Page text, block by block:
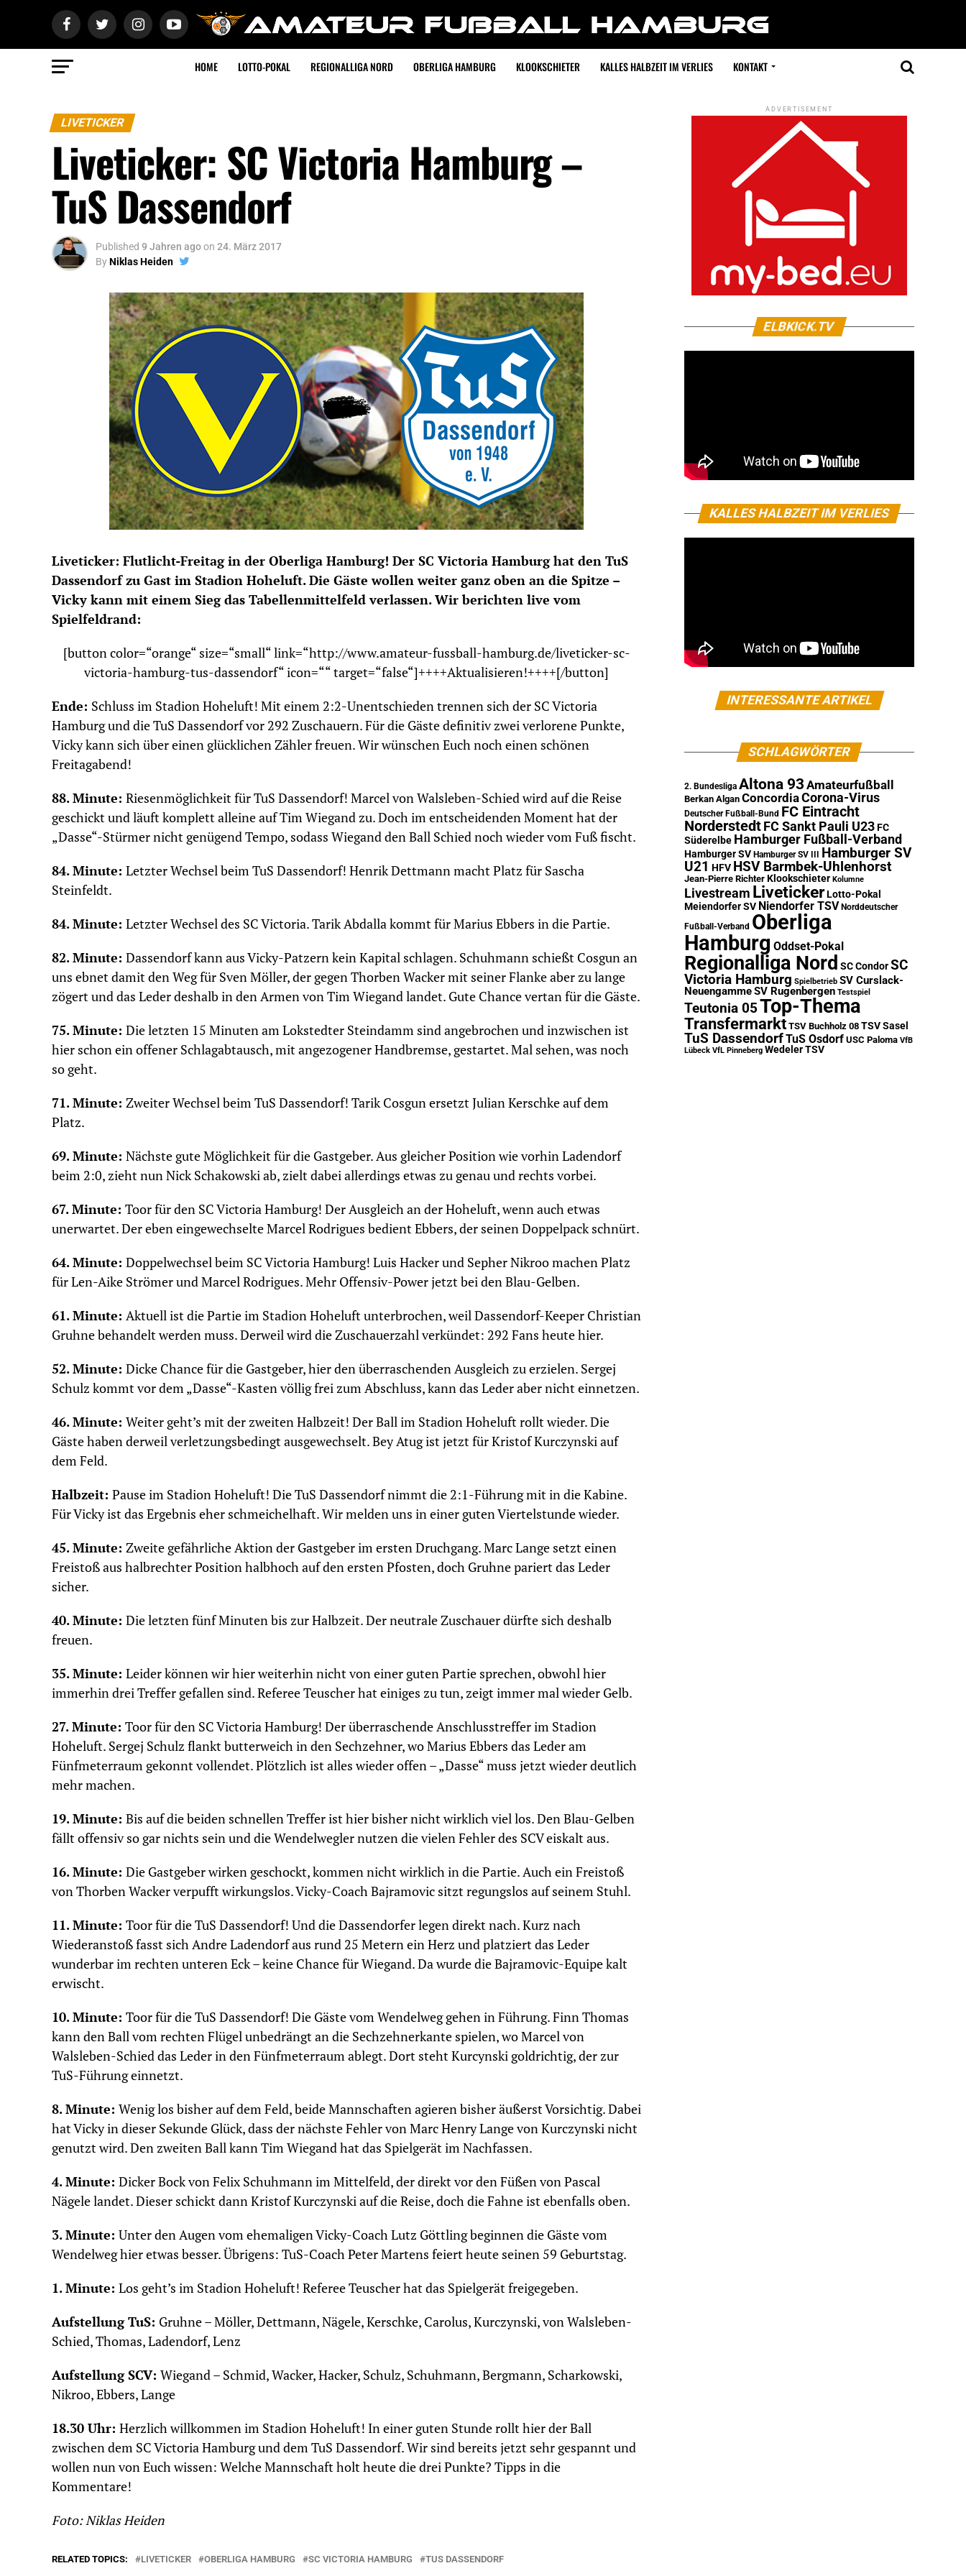
HOME LOTTO-POKAL REGIONALLIGA NORD OBERLIGA HAMBURG KLOOKSCHIETER KALLES HALBZEIT IM VERLIES KONTAKT
LIVETICKER
Liveticker: SC Victoria Hamburg –
TuS Dassendorf
Published 9 Jahren agoon 24. März 2017
ByNiklas Heiden
Liveticker: Flutlicht-Freitag in der Oberliga Hamburg! Der SC Victoria Hamburg hat den TuS
Dassendorf zu Gast im Stadion Hoheluft. Die Gäste wollen weiter ganz oben an die Spitze –
Vicky kann mit einem Sieg das Tabellenmittelfeld verlassen. Wir berichten live vom
Spielfeldrand:
[button color=“orange“ size=“small“ link=“http://www.amateur-fussball-hamburg.de/liveticker-sc-
victoria-hamburg-tus-dassendorf“ icon=““ target=“false“]++++Aktualisieren!++++[/button]
Ende: Schluss im Stadion Hoheluft! Mit einem 2:2-Unentschieden trennen sich der SC Victoria
Hamburg und die TuS Dassendorf vor 292 Zuschauern. Für die Gäste definitiv zwei verlorene Punkte,
Vicky kann sich über einen glücklichen Zähler freuen. Wir wünschen Euch noch einen schönen
Freitagabend!
88. Minute: Riesenmöglichkeit für TuS Dassendorf! Marcel von Walsleben-Schied wird auf die Reise
geschickt und läuft komplett alleine auf Tim Wiegand zu. Doch im entscheidenden Moment hat der
„Dasse“-Stürmer nicht genügend Tempo, sodass Wiegand den Ball Schied noch wieder vom Fuß fischt.
84. Minute: Letzter Wechsel beim TuS Dassendorf! Henrik Dettmann macht Platz für Sascha
Steinfeldt.
84. Minute: Letzter Wechsel des SC Victoria. Tarik Abdalla kommt für Marius Ebbers in die Partie.
82. Minute: Dassendorf kann aus Vicky-Patzern kein Kapital schlagen. Schuhmann schießt Cosgun an
uns ebnet damit den Weg für Sven Möller, der gegen Thorben Wacker mit seiner Flanke aber zu lange
zögert und das Leder deshalb in den Armen von Tim Wiegand landet. Gute Chance vertan für die Gäste.
75. Minute: Die letzten 15 Minuten am Lokstedter Steindamm sind angebrochen und inzwischen ist
hier schon ein offener Schlagabtausch, mit angezogener Handbremse, gestartet. Mal sehen, was noch
so geht.
71. Minute: Zweiter Wechsel beim TuS Dassendorf! Tarik Cosgun ersetzt Julian Kerschke auf dem
Platz.
69. Minute: Nächste gute Möglichkeit für die Gastgeber. Aus gleicher Position wie vorhin Ladendorf
beim 2:0, zieht nun Nick Schakowski ab, zielt dabei allerdings etwas zu genau und rechts vorbei.
67. Minute: Toor für den SC Victoria Hamburg! Der Ausgleich an der Hoheluft, wenn auch etwas
unerwartet. Der eben eingewechselte Marcel Rodrigues bedient Ebbers, der seinen Doppelpack schnürt.
64. Minute: Doppelwechsel beim SC Victoria Hamburg! Luis Hacker und Sepher Nikroo machen Platz
für Len-Aike Strömer und Marcel Rodrigues. Mehr Offensiv-Power jetzt bei den Blau-Gelben.
61. Minute: Aktuell ist die Partie im Stadion Hoheluft unterbrochen, weil Dassendorf-Keeper Christian
Gruhne behandelt werden muss. Derweil wird die Zuschauerzahl verkündet: 292 Fans heute hier.
52. Minute: Dicke Chance für die Gastgeber, hier den überraschenden Ausgleich zu erzielen. Sergej
Schulz kommt vor dem „Dasse“-Kasten völlig frei zum Abschluss, kann das Leder aber nicht einnetzen.
46. Minute: Weiter geht’s mit der zweiten Halbzeit! Der Ball im Stadion Hoheluft rollt wieder. Die
Gäste haben derweil verletzungsbedingt ausgewechselt. Bey Atug ist jetzt für Kristof Kurczynski auf
dem Feld.
Halbzeit: Pause im Stadion Hoheluft! Die TuS Dassendorf nimmt die 2:1-Führung mit in die Kabine.
Für Vicky ist das Ergebnis eher schmeichelhaft. Wir melden uns in einer guten Viertelstunde wieder.
45. Minute: Zweite gefährliche Aktion der Gastgeber im ersten Druchgang. Marc Lange setzt einen
Freistoß aus halbrechter Position halbhoch auf den ersten Pfosten, doch Gruhne pariert das Leder
sicher.
40. Minute: Die letzten fünf Minuten bis zur Halbzeit. Der neutrale Zuschauer dürfte sich deshalb
freuen.
35. Minute: Leider können wir hier weiterhin nicht von einer guten Partie sprechen, obwohl hier
immerhin drei Treffer gefallen sind. Referee Teuscher hat einiges zu tun, zeigt immer mal wieder Gelb.
27. Minute: Toor für den SC Victoria Hamburg! Der überraschende Anschlusstreffer im Stadion
Hoheluft. Sergej Schulz flankt butterweich in den Sechzehner, wo Marius Ebbers das Leder am
Fünfmeterraum gekonnt vollendet. Plötzlich ist alles wieder offen – „Dasse“ muss jetzt wieder deutlich
mehr machen.
19. Minute: Bis auf die beiden schnellen Treffer ist hier bisher nicht wirklich viel los. Den Blau-Gelben
fällt offensiv so gar nichts sein und die Wendelwegler nutzen die vielen Fehler des SCV eiskalt aus.
16. Minute: Die Gastgeber wirken geschockt, kommen nicht wirklich in die Partie. Auch ein Freistoß
von Thorben Wacker verpufft wirkungslos. Vicky-Coach Bajramovic sitzt regungslos auf seinem Stuhl.
11. Minute: Toor für die TuS Dassendorf! Und die Dassendorfer legen direkt nach. Kurz nach
Wiederanstoß fasst sich Andre Ladendorf aus rund 25 Metern ein Herz und platziert das Leder
wunderbar im rechten unteren Eck – keine Chance für Wiegand. Da wurde die Bajramovic-Equipe kalt
erwischt.
10. Minute: Toor für die TuS Dassendorf! Die Gäste vom Wendelweg gehen in Führung. Finn Thomas
kann den Ball vom rechten Flügel unbedrängt an die Sechzehnerkante spielen, wo Marcel von
Walsleben-Schied das Leder in den Fünfmeterraum ablegt. Dort steht Kurcynski goldrichtig, der zur
TuS-Führung einnetzt.
8. Minute: Wenig los bisher auf dem Feld, beide Mannschaften agieren bisher äußerst Vorsichtig. Dabei
hat Vicky in dieser Sekunde Glück, dass der nächste Fehler von Marc Henry Lange von Kurczynski nicht
genutzt wird. Den zweiten Ball kann Tim Wiegand hat das Spielgerät im Nachfassen.
4. Minute: Dicker Bock von Felix Schuhmann im Mittelfeld, der direkt vor den Füßen von Pascal
Nägele landet. Dieser schickt dann Kristof Kurczynski auf die Reise, doch die Fahne ist ebenfalls oben.
3. Minute: Unter den Augen vom ehemaligen Vicky-Coach Lutz Göttling beginnen die Gäste vom
Wendelweg hier etwas besser. Übrigens: TuS-Coach Peter Martens feiert heute seinen 59 Geburtstag.
1. Minute: Los geht’s im Stadion Hoheluft! Referee Teuscher hat das Spielgerät freigegeben.
Aufstellung TuS: Gruhne – Möller, Dettmann, Nägele, Kerschke, Carolus, Kurczynski, von Walsleben-
Schied, Thomas, Ladendorf, Lenz
Aufstellung SCV: Wiegand – Schmid, Wacker, Hacker, Schulz, Schuhmann, Bergmann, Scharkowski,
Nikroo, Ebbers, Lange
18.30 Uhr: Herzlich willkommen im Stadion Hoheluft! In einer guten Stunde rollt hier der Ball
zwischen dem SC Victoria Hamburg und dem TuS Dassendorf. Wir sind bereits jetzt sehr gespannt und
wollen nun von Euch wissen: Welche Mannschaft holt heute die drei Punkte? Tipps in die
Kommentare!
Foto: Niklas Heiden
RELATED TOPICS: LIVETICKER OBERLIGA HAMBURG SC VICTORIA HAMBURG TUS DASSENDORF
ADVERTISEMENT
ELBKICK.TV
KALLES HALBZEIT IM VERLIES
INTERESSANTE ARTIKEL
SCHLAGWÖRTER
2. Bundesliga Altona 93 Amateurfußball
Berkan Algan ConcordiaCorona-Virus
Deutscher Fußball-Bund FC Eintracht
Norderstedt FC Sankt Pauli U23FC
Süderelbe Hamburger Fußball-Verband
Hamburger SV Hamburger SV III
Hamburger SV
U21 HFV HSV Barmbek-Uhlenhorst
Jean-Pierre Richter Klookschieter Kolumne
Livestream LivetickerLotto-Pokal
Meiendorfer SV Niendorfer TSV Norddeutscher
Fußball-Verband Oberliga
Hamburg Oddset-Pokal
Regionalliga Nord SC CondorSC
Victoria Hamburg Spielbetrieb SV Curslack-
NeuengammeSV Rugenbergen Testspiel
Teutonia 05Top-Thema
Transfermarkt TSV Buchholz 08 TSV Sasel
TuS DassendorfTuS Osdorf USC Paloma VfB
Lübeck VfL Pinneberg Wedeler TSV